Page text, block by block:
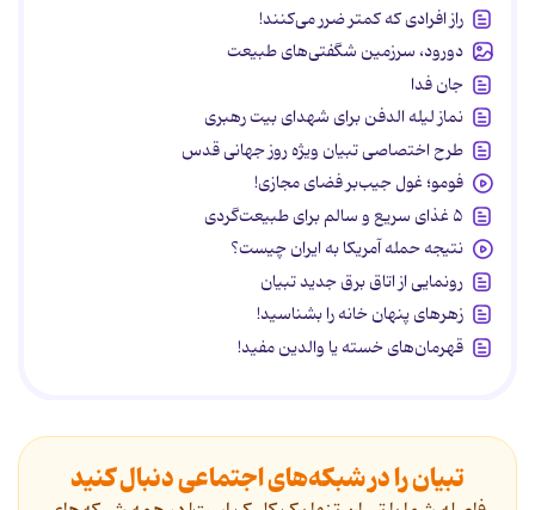
راز افرادی که کمتر ضرر می‌کنند!
دورود، سرزمین شگفتی‌های طبیعت
جان فدا
نماز لیله الدفن برای شهدای بیت رهبری
طرح اختصاصی تبیان ویژه روز جهانی قدس
فومو؛ غول جیب‌بر فضای مجازی!
۵ غذای سریع و سالم برای طبیعت‌گردی
نتیجه حمله آمریکا به ایران چیست؟
رونمایی از اتاق برق جدید تبیان
زهرهای پنهان خانه را بشناسید!
قهرمان‌های خسته یا والدین مفید!
تبیان را در شبکه‌های اجتماعی دنبال کنید